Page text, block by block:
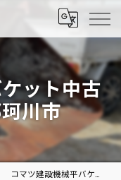
ット中古
川市
コマツ建設機械平バケット中古販売@福岡県那珂川市